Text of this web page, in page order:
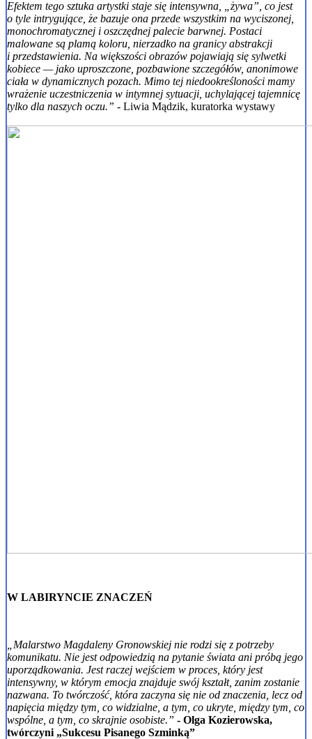
Efektem tego sztuka artystki staje się intensywna, „żywa”, co jest
o tyle intrygujące, że bazuje ona przede wszystkim na wyciszonej,
monochromatycznej i oszczędnej palecie barwnej. Postaci
malowane są plamą koloru, nierzadko na granicy abstrakcji
i przedstawienia. Na większości obrazów pojawiają się sylwetki
kobiece — jako uproszczone, pozbawione szczegółów, anonimowe
ciała w dynamicznych pozach. Mimo tej niedookreśloności mamy
wrażenie uczestniczenia w intymnej sytuacji, uchylającej tajemnicę
tylko dla naszych oczu.” - Liwia Mądzik, kuratorka wystawy
W LABIRYNCIE ZNACZEŃ
„Malarstwo Magdaleny Gronowskiej nie rodzi się z potrzeby
komunikatu. Nie jest odpowiedzią na pytanie świata ani próbą jego
uporządkowania. Jest raczej wejściem w proces, który jest
intensywny, w którym emocja znajduje swój kształt, zanim zostanie
nazwana. To twórczość, która zaczyna się nie od znaczenia, lecz od
napięcia między tym, co widzialne, a tym, co ukryte, między tym, co
wspólne, a tym, co skrajnie osobiste.” - Olga Kozierowska,
twórczyni „Sukcesu Pisanego Szminką”